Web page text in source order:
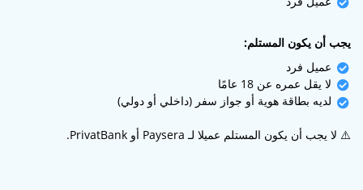
يجب أن يكون المستلم:
عميل فرد
لا يقل عمره عن 18 عامًا
لديه بطاقة هوية أو جواز سفر (داخلي أو دولي)
⚠️ لا يجب أن يكون المستلم عميلا لـ Paysera أو PrivatBank.